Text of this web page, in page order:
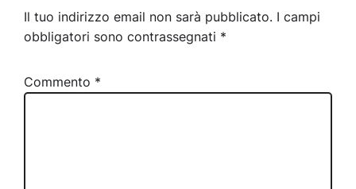
Il tuo indirizzo email non sarà pubblicato. I campi
obbligatori sono contrassegnati *
Commento *